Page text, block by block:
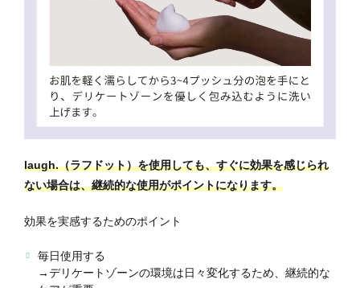
laugh.（ラフドット）を使用しても、すぐに効果を感じられ
ない場合は、継続的な使用がポイントになります。
効果を実感するためのポイント
毎日使用する
→デリケートゾーンの環境は日々変化するため、継続的な